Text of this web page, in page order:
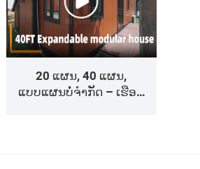
20 ແຜນ, 40 ແຜນ,
ແບບແຜນບໍ່ຈຳກັດ – ເຮືອນ